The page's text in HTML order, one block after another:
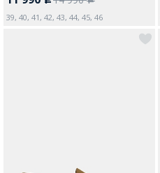
39, 40, 41, 42, 43, 44, 45, 46